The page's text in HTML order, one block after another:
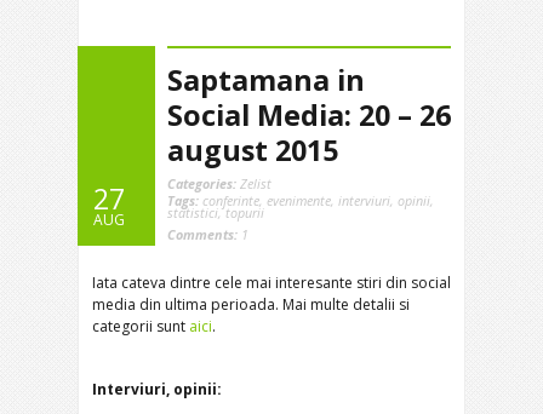
27
AUG
Saptamana in
Social Media: 20 – 26
august 2015
Categories: Zelist
Tags: conferinte, evenimente, interviuri, opinii,
statistici,topurii
Comments: 1
Iata cateva dintre cele mai interesante stiri din social
media din ultima perioada. Mai multe detalii si
categorii sunt aici.
Interviuri, opinii: